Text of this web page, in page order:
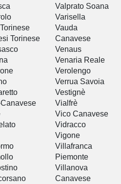
Torinese
Valprato Soana
Varisella
Vauda
Canavese
Venaus
Venaria Reale
Verolengo
Verrua Savoia
Vestignè
Vialfrè
Vico Canavese
Vidracco
Vigone
Villafranca
Piemonte
Villanova
Canavese